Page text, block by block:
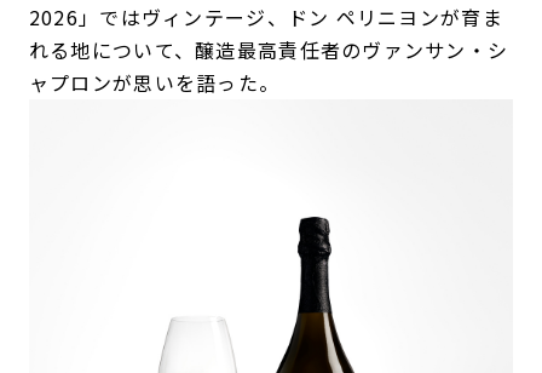
2026」ではヴィンテージ、ドン ペリニヨンが育ま
れる地について、醸造最高責任者のヴァンサン・シ
ャプロンが思いを語った。